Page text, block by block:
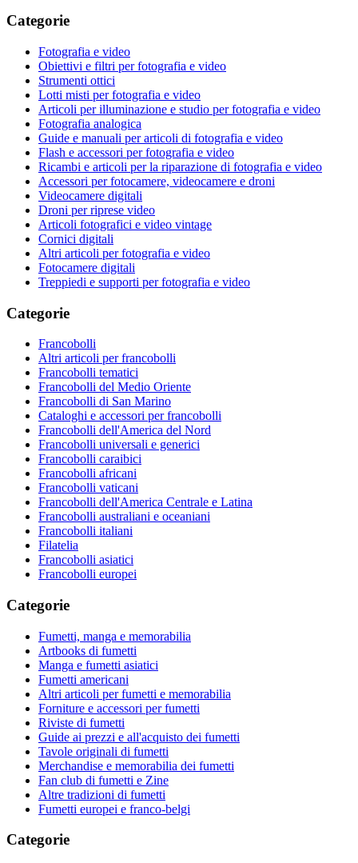
Categorie
Fotografia e video
Obiettivi e filtri per fotografia e video
Strumenti ottici
Lotti misti per fotografia e video
Articoli per illuminazione e studio per fotografia e video
Fotografia analogica
Guide e manuali per articoli di fotografia e video
Flash e accessori per fotografia e video
Ricambi e articoli per la riparazione di fotografia e video
Accessori per fotocamere, videocamere e droni
Videocamere digitali
Droni per riprese video
Articoli fotografici e video vintage
Cornici digitali
Altri articoli per fotografia e video
Fotocamere digitali
Treppiedi e supporti per fotografia e video
Categorie
Francobolli
Altri articoli per francobolli
Francobolli tematici
Francobolli del Medio Oriente
Francobolli di San Marino
Cataloghi e accessori per francobolli
Francobolli dell'America del Nord
Francobolli universali e generici
Francobolli caraibici
Francobolli africani
Francobolli vaticani
Francobolli dell'America Centrale e Latina
Francobolli australiani e oceaniani
Francobolli italiani
Filatelia
Francobolli asiatici
Francobolli europei
Categorie
Fumetti, manga e memorabilia
Artbooks di fumetti
Manga e fumetti asiatici
Fumetti americani
Altri articoli per fumetti e memorabilia
Forniture e accessori per fumetti
Riviste di fumetti
Guide ai prezzi e all'acquisto dei fumetti
Tavole originali di fumetti
Merchandise e memorabilia dei fumetti
Fan club di fumetti e Zine
Altre tradizioni di fumetti
Fumetti europei e franco-belgi
Categorie